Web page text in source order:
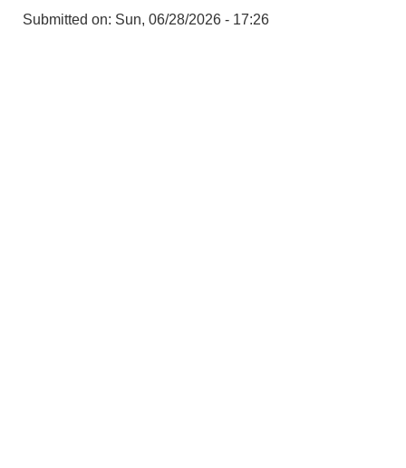
Submitted on: Sun, 06/28/2026 - 17:26